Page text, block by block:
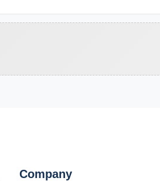
Company